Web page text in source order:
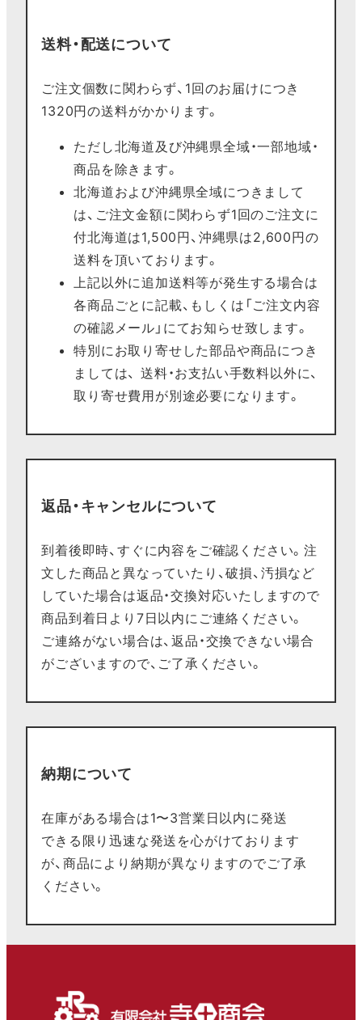
送料・配送について
ご注文個数に関わらず、1回のお届けにつき
1320円の送料がかかります。
ただし北海道及び沖縄県全域・一部地域・
商品を除きます。
北海道および沖縄県全域につきまして
は、ご注文金額に関わらず1回のご注文に
付北海道は1,500円、沖縄県は2,600円の
送料を頂いております。
上記以外に追加送料等が発生する場合は
各商品ごとに記載、もしくは「ご注文内容
の確認メール」にてお知らせ致します。
特別にお取り寄せした部品や商品につき
ましては、 送料・お支払い手数料以外に、
取り寄せ費用が別途必要になります。
返品・キャンセルについて
到着後即時、すぐに内容をご確認ください。注
文した商品と異なっていたり、破損、汚損など
していた場合は返品・交換対応いたしますので
商品到着日より7日以内にご連絡ください。
ご連絡がない場合は、返品・交換できない場合
がございますので、ご了承ください。
納期について
在庫がある場合は1〜3営業日以内に発送
できる限り迅速な発送を心がけております
が、商品により納期が異なりますのでご了承
ください。